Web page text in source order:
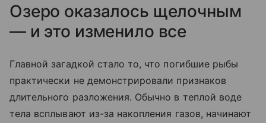
Озеро оказалось щелочным
— и это изменило все
Главной загадкой стало то, что погибшие рыбы
практически не демонстрировали признаков
длительного разложения. Обычно в теплой воде
тела всплывают из-за накопления газов, начинают